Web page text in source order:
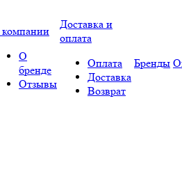
О
бренде
Отзывы
Доставка и
оплата
Оплата
Доставка
Возврат
Бренды